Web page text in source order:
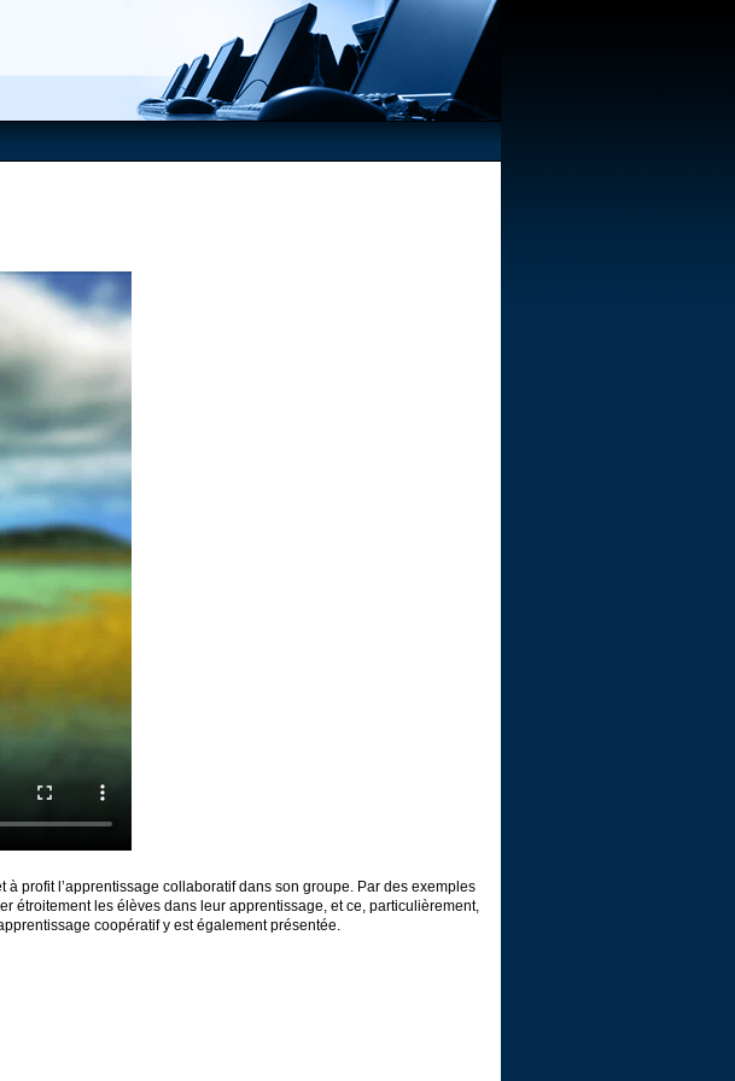
profit l’apprentissage collaboratif dans son groupe. Par des exemples
étroitement les élèves dans leur apprentissage, et ce, particulièrement,
coopératif y est également présentée.